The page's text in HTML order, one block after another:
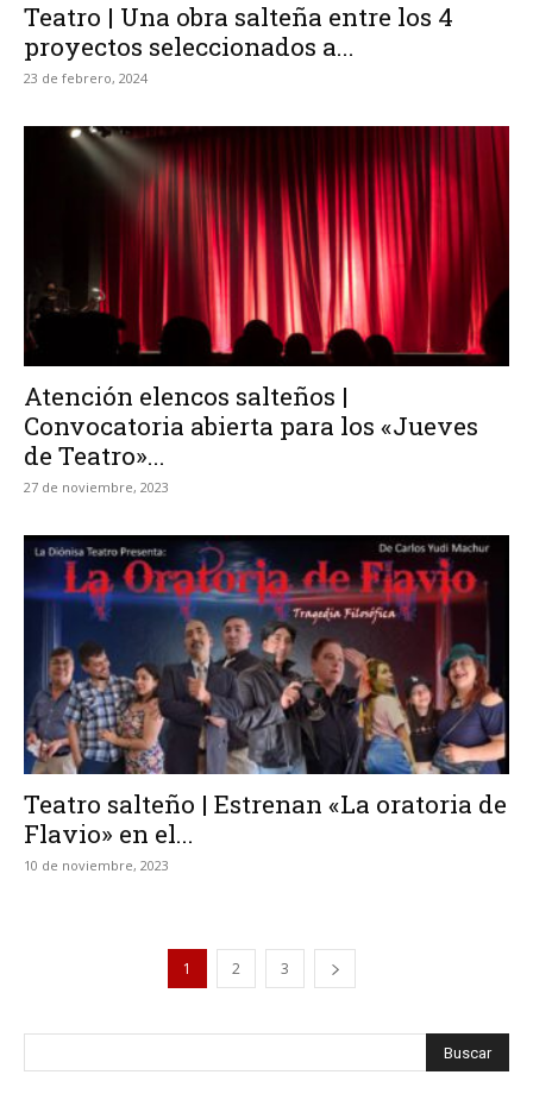
Teatro | Una obra salteña entre los 4
proyectos seleccionados a...
23 de febrero, 2024
Atención elencos salteños |
Convocatoria abierta para los «Jueves
de Teatro»...
27 de noviembre, 2023
Teatro salteño | Estrenan «La oratoria de
Flavio» en el...
10 de noviembre, 2023
1 2 3